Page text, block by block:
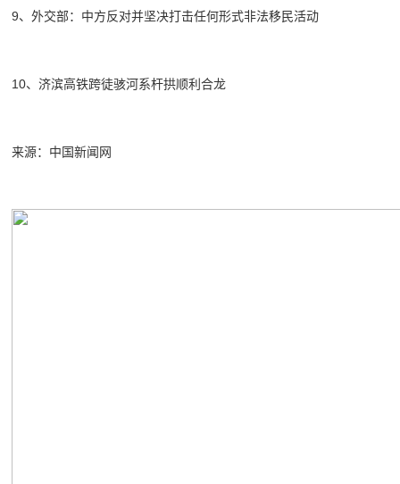
9、外交部：中方反对并坚决打击任何形式非法移民活动
10、济滨高铁跨徒骇河系杆拱顺利合龙
来源：中国新闻网